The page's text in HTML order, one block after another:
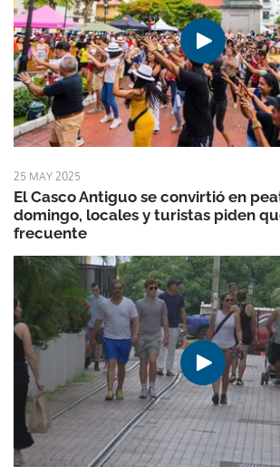
25 MAY 2025
El Casco Antiguo se convirtió en
domingo, locales y turistas piden
frecuente